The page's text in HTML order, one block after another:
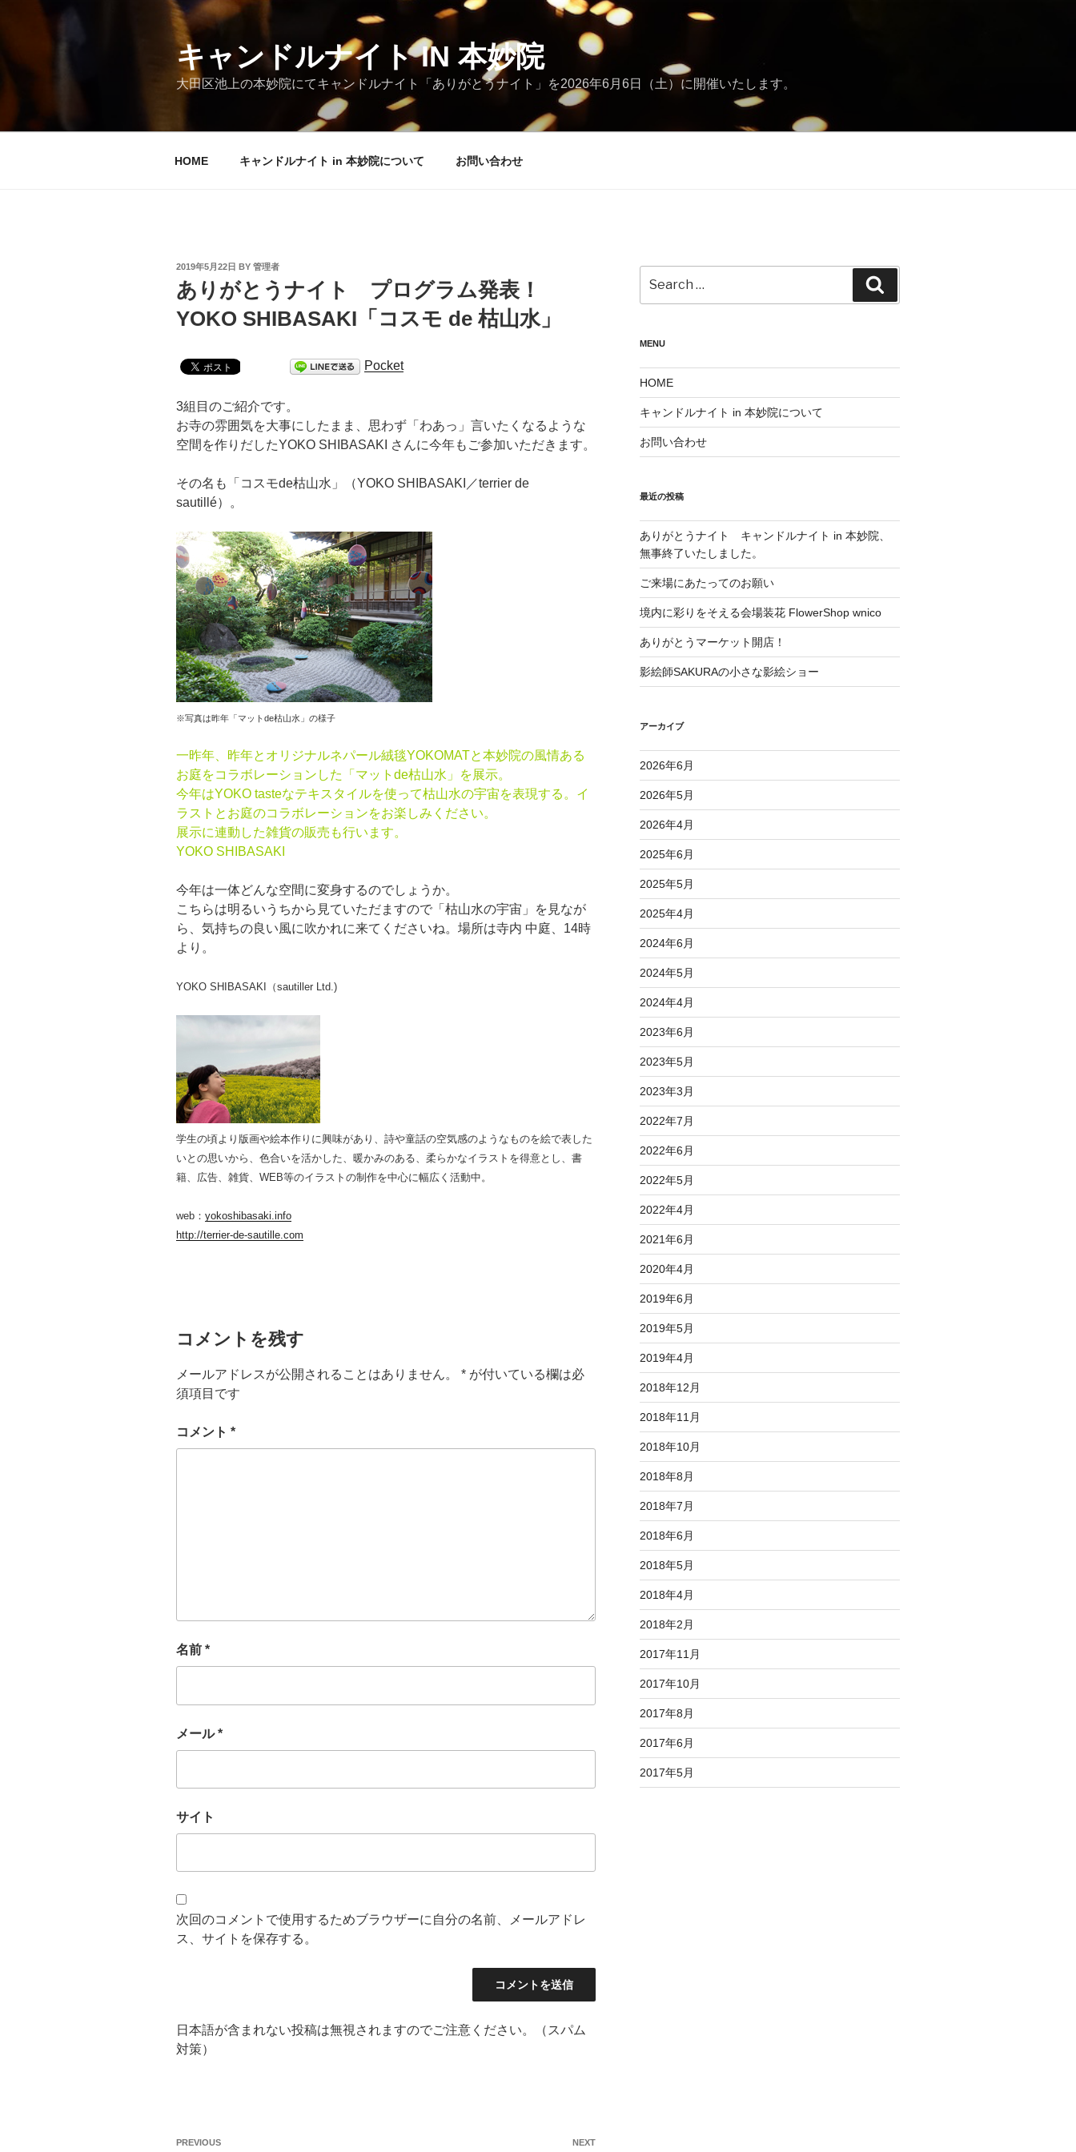
キャンドルナイト IN 本妙院
大田区池上の本妙院にてキャンドルナイト「ありがとうナイト」を2026年6月6日（土）に開催いたします。
HOME キャンドルナイト in 本妙院について お問い合わせ
POSTED
ON
2019年5月22日 BY 管理者
ありがとうナイト プログラム発表！
YOKO SHIBASAKI「コスモ de 枯山水」
Pocket
3組目のご紹介です。
お寺の雰囲気を大事にしたまま、思わず「わあっ」言いたくなるような
空間を作りだしたYOKO SHIBASAKI さんに今年もご参加いただきます。
その名も「コスモde枯山水」（YOKO SHIBASAKI／terrier de
sautillé）。
※写真は昨年「マットde枯山水」の様子
一昨年、昨年とオリジナルネパール絨毯YOKOMATと本妙院の風情ある
お庭をコラボレーションした「マットde枯山水」を展示。
今年はYOKO tasteなテキスタイルを使って枯山水の宇宙を表現する。イ
ラストとお庭のコラボレーションをお楽しみください。
展示に連動した雑貨の販売も行います。
YOKO SHIBASAKI
今年は一体どんな空間に変身するのでしょうか。
こちらは明るいうちから見ていただますので「枯山水の宇宙」を見なが
ら、気持ちの良い風に吹かれに来てくださいね。場所は寺内 中庭、14時
より。
YOKO SHIBASAKI（sautiller Ltd.)
学生の頃より版画や絵本作りに興味があり、詩や童話の空気感のようなものを絵で表した
いとの思いから、色合いを活かした、暖かみのある、柔らかなイラストを得意とし、書
籍、広告、雑貨、WEB等のイラストの制作を中心に幅広く活動中。
web： yokoshibasaki.info
http://terrier-de-sautille.com
コメントを残す
メールアドレスが公開されることはありません。 * が付いている欄は必
須項目です
コメント *
名前 *
メール*
サイト
次回のコメントで使用するためブラウザーに自分の名前、メールアドレ
ス、サイトを保存する。
日本語が含まれない投稿は無視されますのでご注意ください。（スパム
対策）
投
Previous
PREVIOUS Next
NEXT
for:
MENU
HOME
キャンドルナイト in 本妙院について
お問い合わせ
最近の投稿
ありがとうナイト キャンドルナイト in 本妙院、
無事終了いたしました。
ご来場にあたってのお願い
境内に彩りをそえる会場装花 FlowerShop wnico
ありがとうマーケット開店！
影絵師SAKURAの小さな影絵ショー
アーカイブ
2026年6月
2026年5月
2026年4月
2025年6月
2025年5月
2025年4月
2024年6月
2024年5月
2024年4月
2023年6月
2023年5月
2023年3月
2022年7月
2022年6月
2022年5月
2022年4月
2021年6月
2020年4月
2019年6月
2019年5月
2019年4月
2018年12月
2018年11月
2018年10月
2018年8月
2018年7月
2018年6月
2018年5月
2018年4月
2018年2月
2017年11月
2017年10月
2017年8月
2017年6月
2017年5月